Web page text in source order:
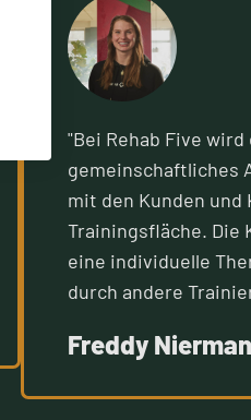
"Bei Rehab Five wird
gemeinschaftliches
mit den Kunden und
Trainingsfläche. Die
eine individuelle
durch andere
Freddy